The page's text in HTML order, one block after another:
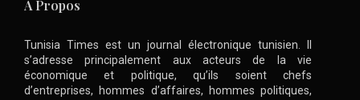
A Propos
Tunisia Times est un journal électronique tunisien. Il
s’adresse principalement aux acteurs de la vie
économique et politique, qu’ils soient chefs
d’entreprises, hommes d’affaires, hommes politiques,